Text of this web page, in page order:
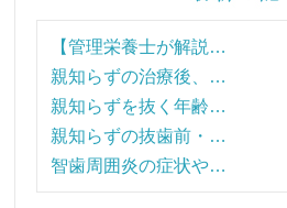
【管理栄養士が解説…
親知らずの治療後、…
親知らずを抜く年齢…
親知らずの抜歯前・…
智歯周囲炎の症状や…